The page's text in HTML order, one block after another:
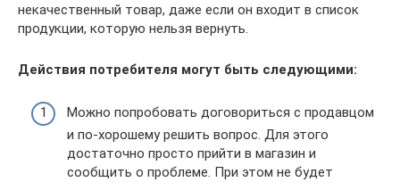
некачественный товар, даже если он входит в список
продукции, которую нельзя вернуть.
Действия потребителя могут быть следующими:
Можно попробовать договориться с продавцом
и по-хорошему решить вопрос. Для этого
достаточно просто прийти в магазин и
сообщить о проблеме. При этом не будет